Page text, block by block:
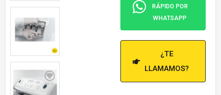
RÁPIDO POR
WHATSAPP
¿TE
LLAMAMOS?